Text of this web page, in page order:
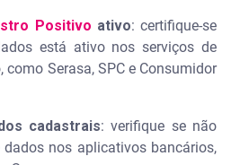
Positivo ativo: certifique-se
está ativo nos serviços de
como Serasa, SPC e Consumidor
cadastrais: verifique se não
dados nos aplicativos bancários,